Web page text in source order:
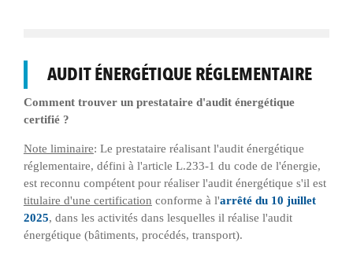
AUDIT ÉNERGÉTIQUE RÉGLEMENTAIRE
Comment trouver un prestataire d'audit énergétique
certifié ?
Note liminaire: Le prestataire réalisant l'audit énergétique
réglementaire, défini à l'article L.233-1 du code de l'énergie,
est reconnu compétent pour réaliser l'audit énergétique s'il est
titulaire d'une certification conforme à l'arrêté du 10 juillet
2025, dans les activités dans lesquelles il réalise l'audit
énergétique (bâtiments, procédés, transport).